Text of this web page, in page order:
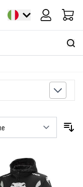
Cart